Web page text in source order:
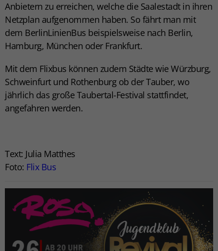
Anbietern zu erreichen, welche die Saalestadt in ihren
Netzplan aufgenommen haben. So fährt man mit
dem BerlinLinienBus beispielsweise nach Berlin,
Hamburg, München oder Frankfurt.
Mit dem Flixbus können zudem Städte wie Würzburg,
Schweinfurt und Rothenburg ob der Tauber, wo
jährlich das große Taubertal-Festival stattfindet,
angefahren werden.
Text: Julia Matthes
Foto: Flix Bus